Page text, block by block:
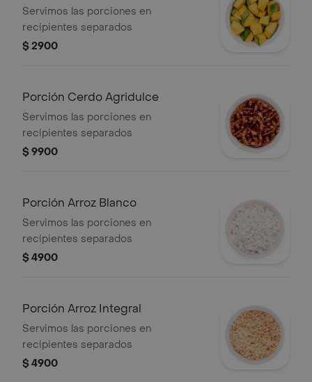
Servimos las porciones en
recipientes separados
$ 2900
Porción Cerdo Agridulce
Servimos las porciones en
recipientes separados
$ 9900
Porción Arroz Blanco
Servimos las porciones en
recipientes separados
$ 4900
Porción Arroz Integral
Servimos las porciones en
recipientes separados
$ 4900